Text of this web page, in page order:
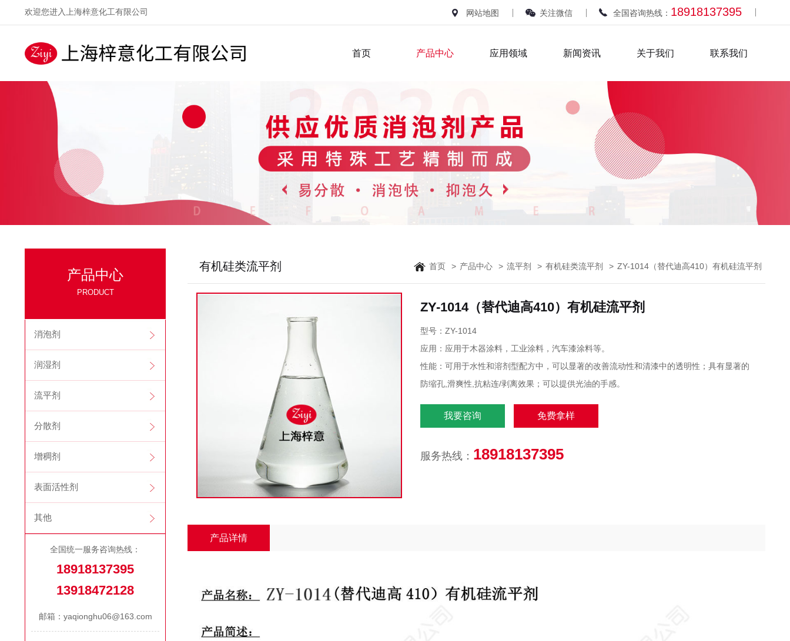
欢迎您进入上海梓意化工有限公司 网站地图 关注微信 全国咨询热线： 18918137395
首页 产品中心 应用领域 新闻资讯 关于我们 联系我们
产品中心
PRODUCT
消泡剂
润湿剂
流平剂
分散剂
增稠剂
表面活性剂
其他
全国统一服务咨询热线：
18918137395
13918472128
邮箱：yaqionghu06@163.com
有机硅类流平剂 首页 > 产品中心 > 流平剂 > 有机硅类流平剂 > ZY-1014（替代迪高410）有机硅流平剂
ZY-1014（替代迪高410）有机硅流平剂
型号：ZY-1014
应用：应用于木器涂料，工业涂料，汽车漆涂料等。
性能：可用于水性和溶剂型配方中，可以显著的改善流动性和清漆中的透明性；具有显著的
防缩孔,滑爽性,抗粘连/剥离效果；可以提供光油的手感。
我要咨询 免费拿样
服务热线： 18918137395
产品详情